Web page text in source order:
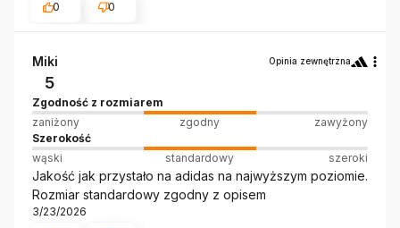
0
0
Miki Opinia zewnętrzna
5
Zgodność z rozmiarem
zaniżony
zgodny
zawyżony
Szerokość
wąski
standardowy szeroki
Jakość jak przystało na adidas na najwyższym poziomie.
Rozmiar standardowy zgodny z opisem
3/23/2026